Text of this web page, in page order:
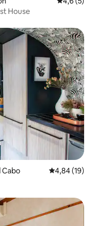
House
Cabo Calificación
4,84 (19)